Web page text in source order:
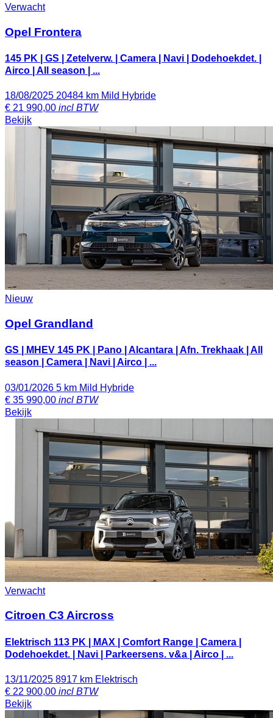
Verwacht
Opel Frontera
145 PK | GS | Zetelverw. | Camera | Navi | Dodehoekdet. |
Airco | All season | ...
18/08/2025 20484 km Mild Hybride
€ 21 990,00 incl BTW
Bekijk
Nieuw
Opel Grandland
GS | MHEV 145 PK | Pano | Alcantara | Afn. Trekhaak | All
season | Camera | Navi | Airco | ...
03/01/2026 5 km Mild Hybride
€ 35 990,00 incl BTW
Bekijk
Verwacht
Citroen C3 Aircross
Elektrisch 113 PK | MAX | Comfort Range | Camera |
Dodehoekdet. | Navi | Parkeersens. v&a | Airco | ...
13/11/2025 8917 km Elektrisch
€ 22 900,00 incl BTW
Bekijk